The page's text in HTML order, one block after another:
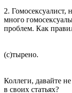
2.
много
проблем. Как
(с)тырено.
Коллеги, давайте
в своих статьях?